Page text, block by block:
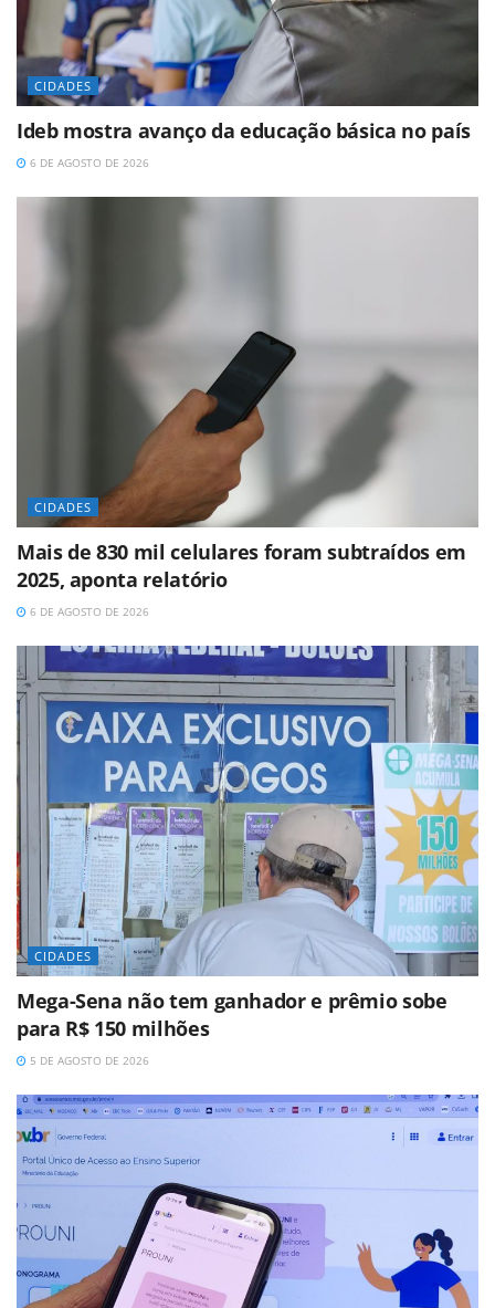
CIDADES
Ideb mostra avanço da educação básica no país
6 DE AGOSTO DE 2026
CIDADES
Mais de 830 mil celulares foram subtraídos em
2025, aponta relatório
6 DE AGOSTO DE 2026
CIDADES
Mega-Sena não tem ganhador e prêmio sobe
para R$ 150 milhões
5 DE AGOSTO DE 2026